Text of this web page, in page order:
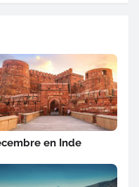
en Inde